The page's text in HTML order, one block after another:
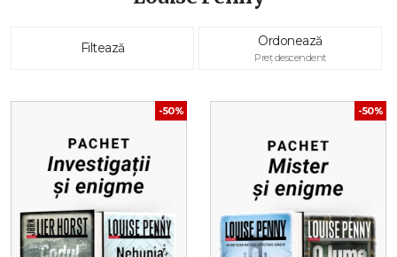
Filtează Ordonează
Preț descendent
-50% -50%